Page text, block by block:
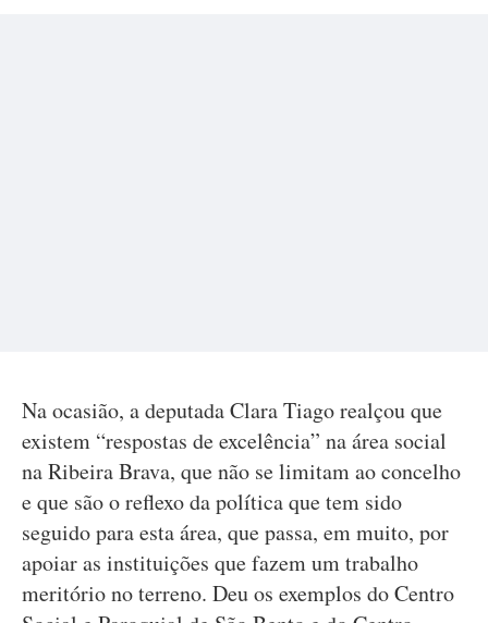
Na ocasião, a deputada Clara Tiago realçou que
existem “respostas de excelência” na área social
na Ribeira Brava, que não se limitam ao concelho
e que são o reflexo da política que tem sido
seguido para esta área, que passa, em muito, por
apoiar as instituições que fazem um trabalho
meritório no terreno. Deu os exemplos do Centro